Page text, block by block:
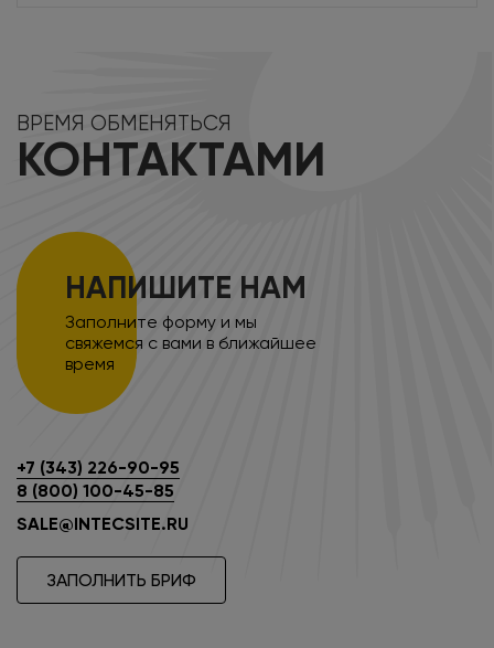
ВРЕМЯ ОБМЕНЯТЬСЯ
КОНТАКТАМИ
НАПИШИТЕ НАМ
Заполните форму и мы
свяжемся с вами в ближайшее
время
+7 (343) 226-90-95
8 (800) 100-45-85
SALE@INTECSITE.RU
ЗАПОЛНИТЬ БРИФ